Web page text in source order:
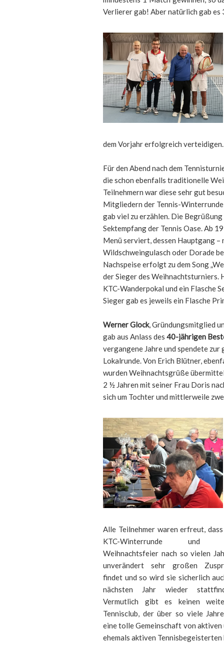
Verlierer gab! Aber natürlich gab es
dem Vorjahr erfolgreich
Für den Abend nach dem
die schon ebenfalls traditionelle
Teilnehmern war diese sehr gut
Mitgliedern der Tennis-
gab viel zu erzählen. Die
Sektempfang der Tennis Oase. Ab
Menü serviert, dessen Hauptgang –
Wildschweingulasch oder Dorade
Nachspeise erfolgt zu dem Song
der Sieger des Weihnachtsturniers.
KTC-Wanderpokal und ein Flasche
Sieger gab es jeweils ein Flasche
Werner Glock, Gründungsmitglied
gab aus Anlass des 40-jährigen
vergangene Jahre und spendete
Lokalrunde. Von Erich Blütner,
wurden Weihnachtsgrüße
2 ½ Jahren mit seiner Frau Doris
sich um Tochter und mittlerweile
Alle Teilnehmer waren erfreut,
KTC-Winterrunde und
Weihnachtsfeier nach so vielen
unverändert sehr großen
findet und so wird sie sicherlich
nächsten Jahr wieder
Vermutlich gibt es keinen
Tennisclub, der über so viele
eine tolle Gemeinschaft von aktiven
ehemals aktiven Tennisbegeisterten